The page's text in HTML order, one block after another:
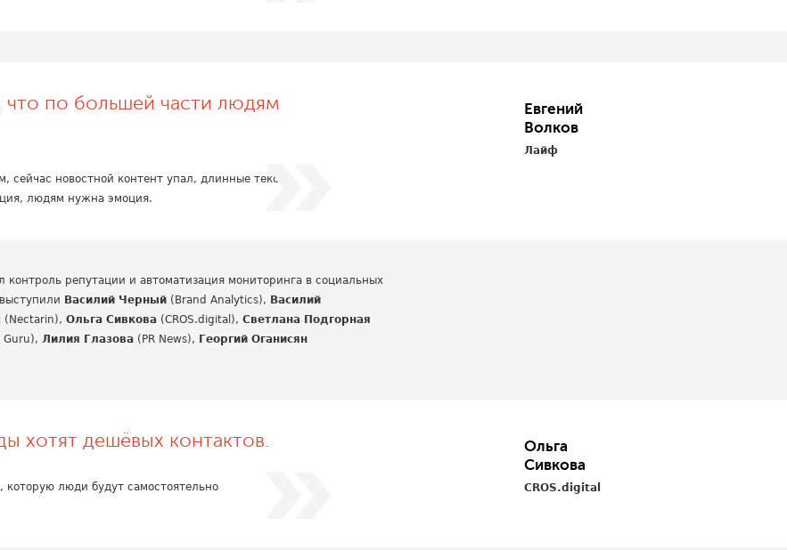
по большей части людям
сейчас новостной контент упал, длинные тексты
людям нужна эмоция.
Евгений
Волков
Лайф
контроль репутации и автоматизация мониторинга в социальных
Василий Черный (Brand Analytics), Василий
(Nectarin),Ольга Сивкова (CROS.digital),Светлана Подгорная
Guru),Лилия Глазова (PR News), Георгий Оганисян
хотят дешёвых контактов.
которую люди будут самостоятельно
Ольга
Сивкова
CROS.digital